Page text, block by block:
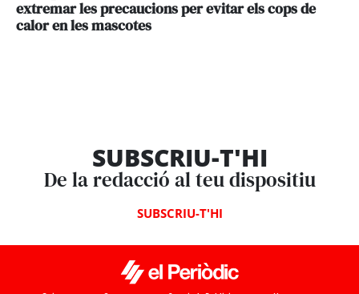
extremar les precaucions per evitar els cops de
calor en les mascotes
SUBSCRIU-T'HI
De la redacció al teu dispositiu
SUBSCRIU-T'HI